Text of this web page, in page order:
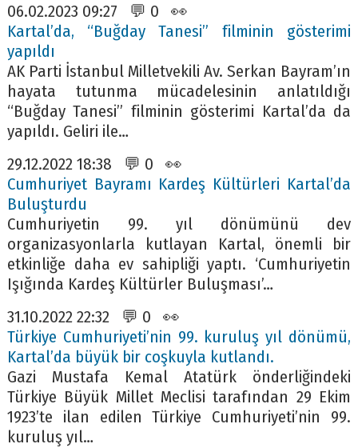
06.02.2023 09:27 💬 0 👀
Kartal’da, “Buğday Tanesi” filminin gösterimi
yapıldı
AK Parti İstanbul Milletvekili Av. Serkan Bayram’ın
hayata tutunma mücadelesinin anlatıldığı
“Buğday Tanesi” filminin gösterimi Kartal’da da
yapıldı. Geliri ile…
29.12.2022 18:38 💬 0 👀
Cumhuriyet Bayramı Kardeş Kültürleri Kartal’da
Buluşturdu
Cumhuriyetin 99. yıl dönümünü dev
organizasyonlarla kutlayan Kartal, önemli bir
etkinliğe daha ev sahipliği yaptı. ‘Cumhuriyetin
Işığında Kardeş Kültürler Buluşması’…
31.10.2022 22:32 💬 0 👀
Türkiye Cumhuriyeti’nin 99. kuruluş yıl dönümü,
Kartal’da büyük bir coşkuyla kutlandı.
Gazi Mustafa Kemal Atatürk önderliğindeki
Türkiye Büyük Millet Meclisi tarafından 29 Ekim
1923’te ilan edilen Türkiye Cumhuriyeti’nin 99.
kuruluş yıl…